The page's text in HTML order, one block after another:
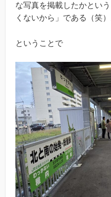
な写真を掲載したかとい
くないから」である（笑
ということで